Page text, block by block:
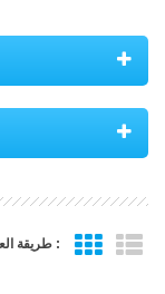
طريقة العرض :